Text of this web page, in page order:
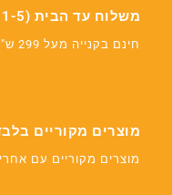
משלוח עד הבית (1-5 ימי עסקים)
חינם בקנייה מעל 299 ש"ח
מוצרים מקוריים
מוצרים מקוריים עם